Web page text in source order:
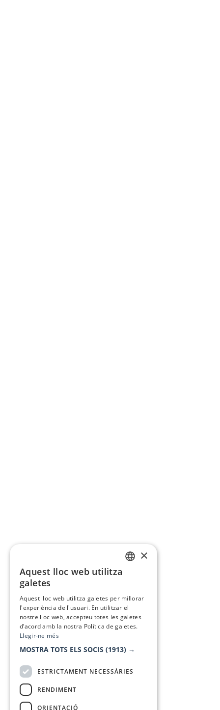
×
Aquest lloc web utilitza
galetes
Aquest lloc web utilitza galetes per millorar
l'experiència de l'usuari. En utilitzar el
nostre lloc web, accepteu totes les galetes
d’acord amb la nostra Política de galetes.
Llegir-ne més
MOSTRA TOTS ELS SOCIS (1913) →
ESTRICTAMENT NECESSÀRIES
RENDIMENT
ORIENTACIÓ